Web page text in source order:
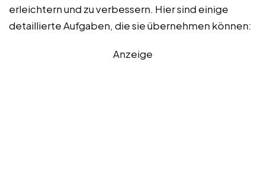
erleichtern und zu verbessern. Hier sind einige
detaillierte Aufgaben, die sie übernehmen können:
Anzeige